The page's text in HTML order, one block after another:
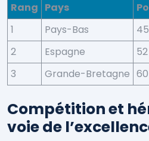
Rang Pays
1
Pays-Bas 45
2
Espagne 52
3
Grande-Bretagne 60
Compétition et
voie de